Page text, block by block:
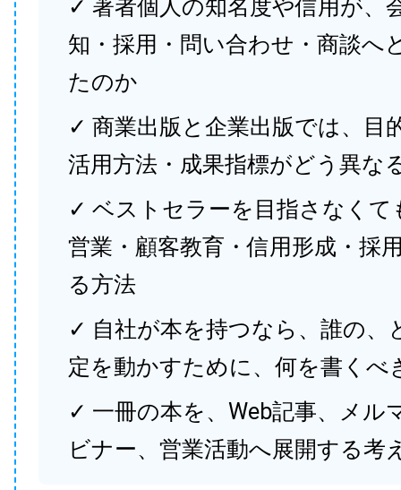
✓ 著者個人の知名度や信用が、
知・採用・問い合わせ・商談へ
たのか
✓ 商業出版と企業出版では、目
活用方法・成果指標がどう異な
✓ ベストセラーを目指さなくて
営業・顧客教育・信用形成・採
る方法
✓ 自社が本を持つなら、誰の、
定を動かすために、何を書くべ
✓ 一冊の本を、Web記事、メル
ビナー、営業活動へ展開する考